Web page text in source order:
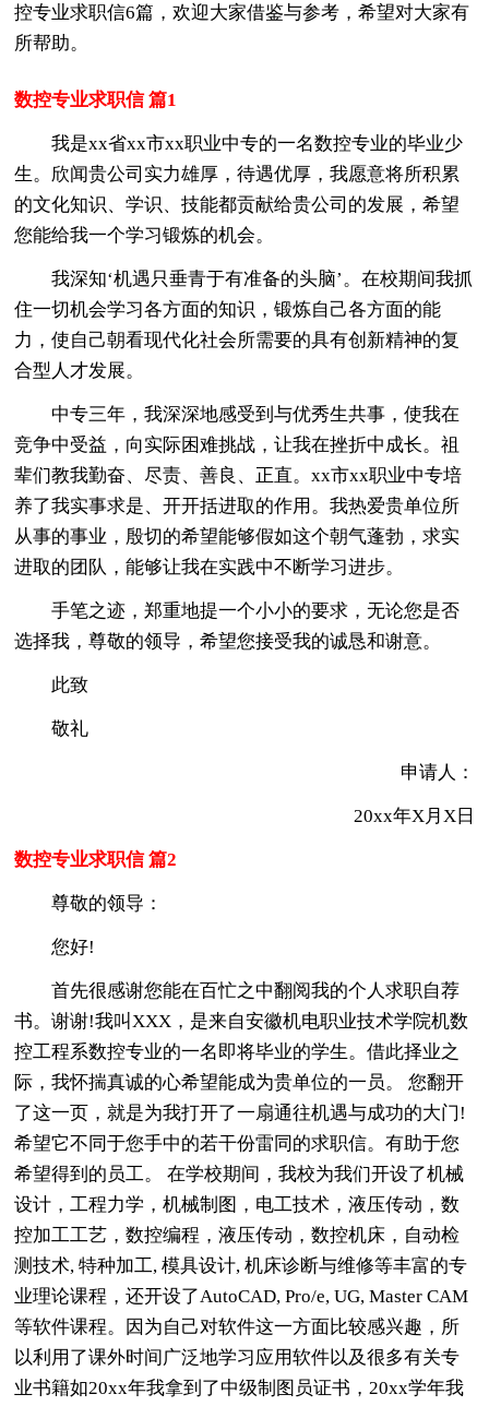
控专业求职信6篇，欢迎大家借鉴与参考，希望对大家有
所帮助。
数控专业求职信 篇1
我是xx省xx市xx职业中专的一名数控专业的毕业少
生。欣闻贵公司实力雄厚，待遇优厚，我愿意将所积累
的文化知识、学识、技能都贡献给贵公司的发展，希望
您能给我一个学习锻炼的机会。
我深知‘机遇只垂青于有准备的头脑’。在校期间我抓
住一切机会学习各方面的知识，锻炼自己各方面的能
力，使自己朝看现代化社会所需要的具有创新精神的复
合型人才发展。
中专三年，我深深地感受到与优秀生共事，使我在
竞争中受益，向实际困难挑战，让我在挫折中成长。祖
辈们教我勤奋、尽责、善良、正直。xx市xx职业中专培
养了我实事求是、开开括进取的作用。我热爱贵单位所
从事的事业，殷切的希望能够假如这个朝气蓬勃，求实
进取的团队，能够让我在实践中不断学习进步。
手笔之迹，郑重地提一个小小的要求，无论您是否
选择我，尊敬的领导，希望您接受我的诚恳和谢意。
此致
敬礼
申请人：
20xx年X月X日
数控专业求职信 篇2
尊敬的领导：
您好!
首先很感谢您能在百忙之中翻阅我的个人求职自荐
书。谢谢!我叫XXX，是来自安徽机电职业技术学院机数
控工程系数控专业的一名即将毕业的学生。借此择业之
际，我怀揣真诚的心希望能成为贵单位的一员。 您翻开
了这一页，就是为我打开了一扇通往机遇与成功的大门!
希望它不同于您手中的若干份雷同的求职信。有助于您
希望得到的员工。 在学校期间，我校为我们开设了机械
设计，工程力学，机械制图，电工技术，液压传动，数
控加工工艺，数控编程，液压传动，数控机床，自动检
测技术, 特种加工, 模具设计, 机床诊断与维修等丰富的专
业理论课程，还开设了AutoCAD, Pro/e, UG, Master CAM
等软件课程。因为自己对软件这一方面比较感兴趣，所
以利用了课外时间广泛地学习应用软件以及很多有关专
业书籍如20xx年我拿到了中级制图员证书，20xx学年我